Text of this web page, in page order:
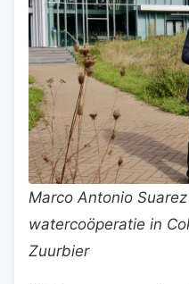
Marco Antonio
watercoöperatie in
Zuurbier